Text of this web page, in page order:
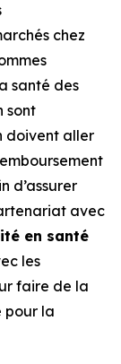
chez
santé des
sont
doivent aller
d’assurer
avec
en santé
les
faire de la
pour la